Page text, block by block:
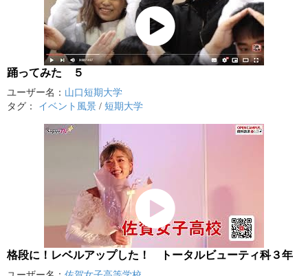
踊ってみた ５
ユーザー名： 山口短期大学
タグ： イベント風景 / 短期大学
格段に！レベルアップした！ トータルビューティ科３年